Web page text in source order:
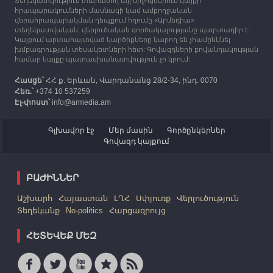
12:25 30.09.2023
Հայաստան է ժամանել բռնի տեղահանված 100
հազար 417 արցախցի
հրապարակումների մասնակի կամ ամբողջական
վերահրապարակման դեպքում հղումը «Արմեդիա»
տեղեկատվական, վերլուծական գործակալությանը պարտադիր է:
Կայքում արտահայտված կարծիքները կարող են չհամընկնել
խմբագրության տեսակետների հետ: Գովազդների բովանդակության
համար կայքը պատասխանատվություն չի կրում:
Հասցե՝ՀՀ ք. Երևան, Վարդանանց 28/2-34, ինդ. 0070
Հեռ.՝+374 10 537259
Էլ-փոստ՝info@armedia.am
Գլխավոր էջ Մեր մասին
Գործընկերներ
Գովազդ կայքում
ԲԱԺԻՆՆԵՐ
Աշխարհ Հայաստան ԼՂՀ Սփյուռք
Վերլուծություն
Տեղեկանք
No-politics Հարցազրույց
ՀԵՏԵՎԵՔ ՄԵԶ